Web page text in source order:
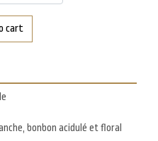
cart
bonbon acidulé et floral